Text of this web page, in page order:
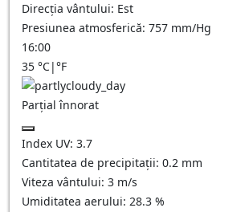
Direcția vântului: Est
Presiunea atmosferică: 757 mm/Hg
16:00
35 °C|°F
Parțial înnorat
Index UV: 3.7
Cantitatea de precipitații: 0.2 mm
Viteza vântului: 3 m/s
Umiditatea aerului: 28.3 %